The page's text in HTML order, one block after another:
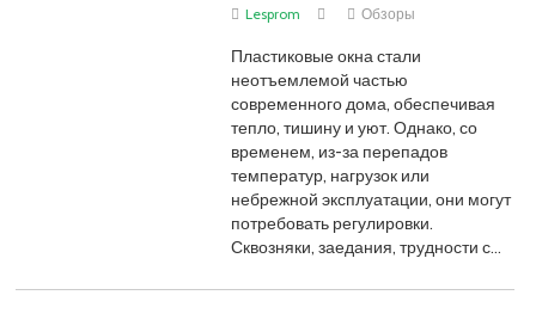
Lesprom Обзоры
Пластиковые окна стали
неотъемлемой частью
современного дома, обеспечивая
тепло, тишину и уют. Однако, со
временем, из-за перепадов
температур, нагрузок или
небрежной эксплуатации, они могут
потребовать регулировки.
Сквозняки, заедания, трудности с…